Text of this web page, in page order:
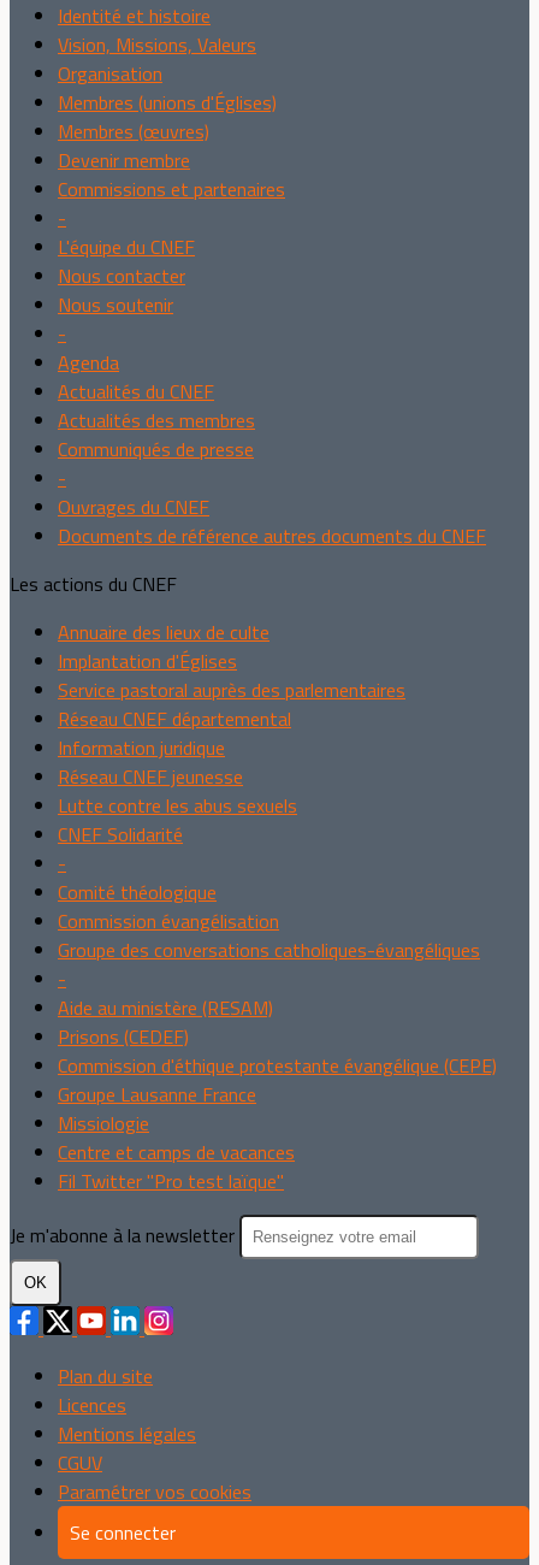
Identité et histoire
Vision, Missions, Valeurs
Organisation
Membres (unions d'Églises)
Membres (œuvres)
Devenir membre
Commissions et partenaires
-
L'équipe du CNEF
Nous contacter
Nous soutenir
-
Agenda
Actualités du CNEF
Actualités des membres
Communiqués de presse
-
Ouvrages du CNEF
Documents de référence autres documents du CNEF
Les actions du CNEF
Annuaire des lieux de culte
Implantation d'Églises
Service pastoral auprès des parlementaires
Réseau CNEF départemental
Information juridique
Réseau CNEF jeunesse
Lutte contre les abus sexuels
CNEF Solidarité
-
Comité théologique
Commission évangélisation
Groupe des conversations catholiques-évangéliques
-
Aide au ministère (RESAM)
Prisons (CEDEF)
Commission d'éthique protestante évangélique (CEPE)
Groupe Lausanne France
Missiologie
Centre et camps de vacances
Fil Twitter "Pro test laïque"
Je m'abonne à la newsletter
OK
Plan du site
Licences
Mentions légales
CGUV
Paramétrer vos cookies
Se connecter